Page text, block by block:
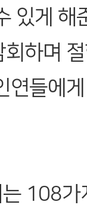
있게 해
하며
연들에
108가